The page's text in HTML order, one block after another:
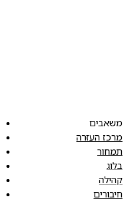
משאבים
מרכז העזרה
תמחור
בלוג
קהילה
חיבורים